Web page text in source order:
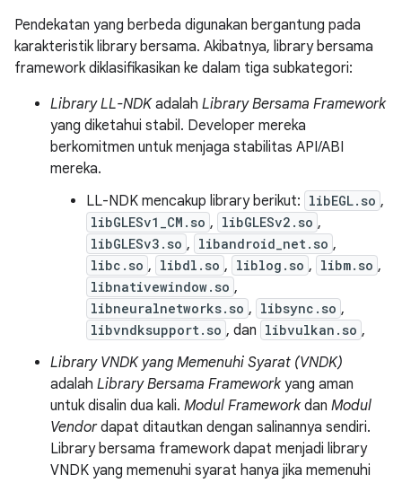
Pendekatan yang berbeda digunakan bergantung pada
karakteristik library bersama. Akibatnya, library bersama
framework diklasifikasikan ke dalam tiga subkategori:
Library LL-NDKadalah Library Bersama Framework
yang diketahui stabil. Developer mereka
berkomitmen untuk menjaga stabilitas API/ABI
mereka.
LL-NDK mencakup library berikut: libEGL.so ,
libGLESv1_CM.so , libGLESv2.so ,
libGLESv3.so , libandroid_net.so ,
libc.so , libdl.so , liblog.so , libm.so ,
libnativewindow.so ,
libneuralnetworks.so , libsync.so ,
libvndksupport.so , dan libvulkan.so ,
Library VNDK yang Memenuhi Syarat (VNDK)
adalah Library Bersama Frameworkyang aman
untuk disalin dua kali. Modul Frameworkdan Modul
Vendordapat ditautkan dengan salinannya sendiri.
Library bersama framework dapat menjadi library
VNDK yang memenuhi syarat hanya jika memenuhi